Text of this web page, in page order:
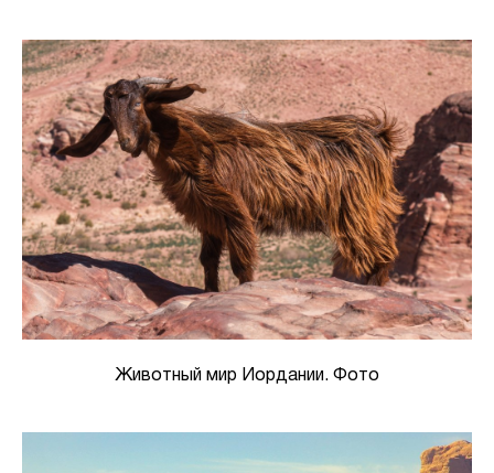
Животный мир Иордании. Фото